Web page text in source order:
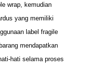
wrap, kemudian
yang memiliki
label fragile
mendapatkan
hati selama proses